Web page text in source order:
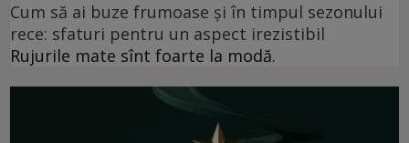
Cum să ai buze frumoase şi în timpul sezonului
rece: sfaturi pentru un aspect irezistibil
Rujurile mate sînt foarte la modă.